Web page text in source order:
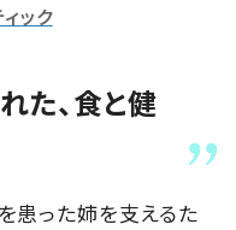
ック
た、食と健
患った姉を支えるた